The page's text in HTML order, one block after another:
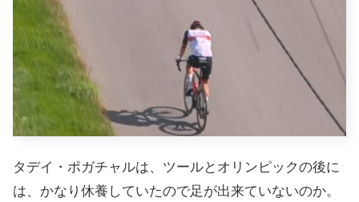
タデイ・ポガチャルは、ツールとオリンピックの後に
は、かなり休養していたので足が出来ていないのか。